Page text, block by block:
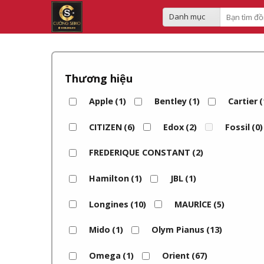
content
Search
for:
Thương hiệu
Apple (1) Bentley (1) Cartier
CITIZEN (6) Edox (2) Fossil (0)
FREDERIQUE CONSTANT (2)
Hamilton (1) JBL (1)
Longines (10) MAURlCE (5)
Mido (1) Olym Pianus (13)
Omega (1) Orient (67)